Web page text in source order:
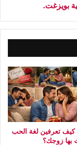
بويزغت.
تعرفين لغة الحب
بها زوجك؟